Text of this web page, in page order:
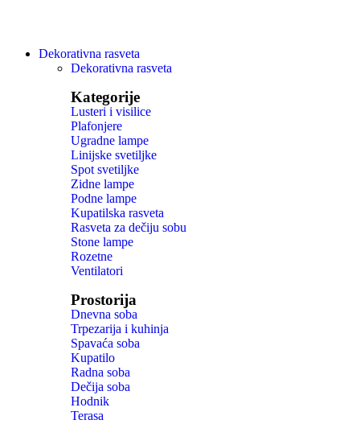
Dekorativna rasveta
Dekorativna rasveta
Kategorije
Lusteri i visilice
Plafonjere
Ugradne lampe
Linijske svetiljke
Spot svetiljke
Zidne lampe
Podne lampe
Kupatilska rasveta
Rasveta za dečiju sobu
Stone lampe
Rozetne
Ventilatori
Prostorija
Dnevna soba
Trpezarija i kuhinja
Spavaća soba
Kupatilo
Radna soba
Dečija soba
Hodnik
Terasa